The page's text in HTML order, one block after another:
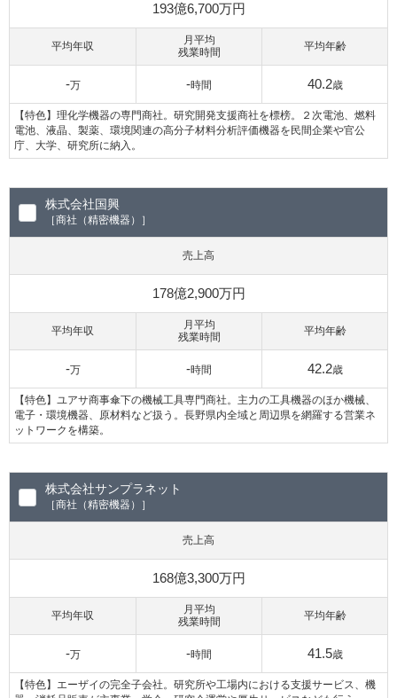
193億6,700万円
平均年収
-万
月平均
残業時間
-時間
平均年齢
40.2歳
【特色】理化学機器の専門商社。研究開発支援商社を標榜。２次電池、燃料
電池、液晶、製薬、環境関連の高分子材料分析評価機器を民間企業や官公
庁、大学、研究所に納入。
株式会社国興
［商社（精密機器）］
売上高
178億2,900万円
平均年収
-万
月平均
残業時間
-時間
平均年齢
42.2歳
【特色】ユアサ商事傘下の機械工具専門商社。主力の工具機器のほか機械、
電子・環境機器、原材料など扱う。長野県内全域と周辺県を網羅する営業ネ
ットワークを構築。
株式会社サンプラネット
［商社（精密機器）］
売上高
168億3,300万円
平均年収
-万
月平均
残業時間
-時間
平均年齢
41.5歳
【特色】エーザイの完全子会社。研究所や工場内における支援サービス、機